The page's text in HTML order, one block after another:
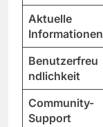
Aktuelle
Informationen
Benutzerfreu
ndlichkeit
Community-
Support